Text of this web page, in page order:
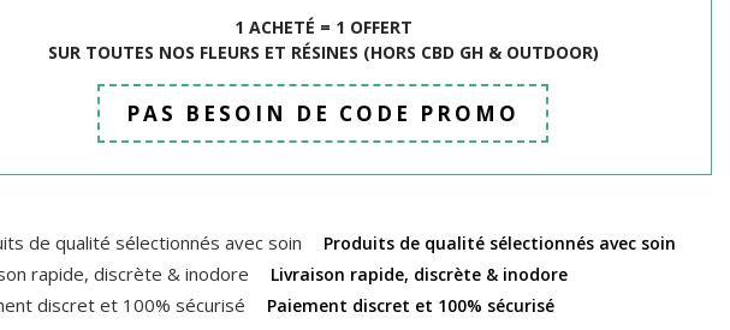
1 ACHETÉ = 1 OFFERT
SUR TOUTES NOS FLEURS ET RÉSINES (HORS CBD GH & OUTDOOR)
PAS BESOIN DE CODE PROMO
Produits de qualité sélectionnés avec soin
Livraison rapide, discrète & inodore
Paiement discret et 100% sécurisé